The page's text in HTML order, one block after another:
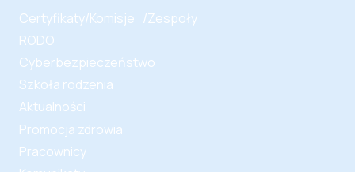
Certyfikaty/Komisje /Zespoły
RODO
Cyberbezpieczeństwo
Szkoła rodzenia
Aktualności
Promocja zdrowia
Pracownicy